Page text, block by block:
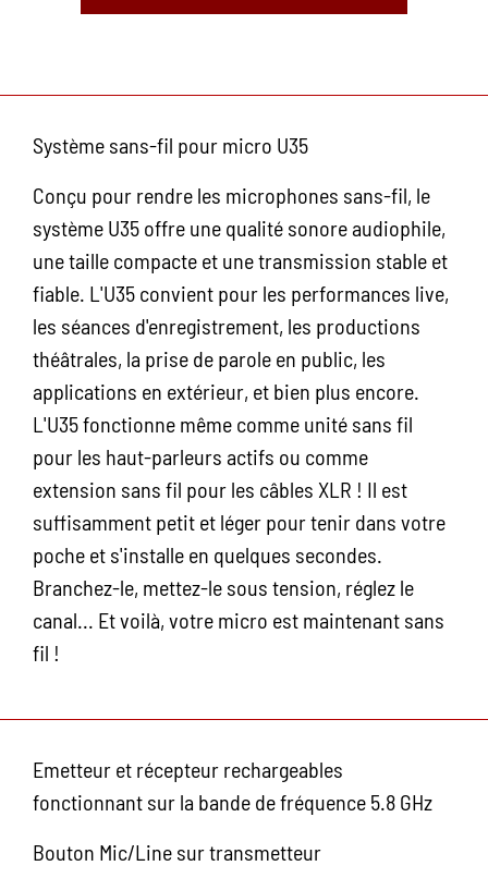
Système sans-fil pour micro U35
Conçu pour rendre les microphones sans-fil, le
système U35 offre une qualité sonore audiophile,
une taille compacte et une transmission stable et
fiable. L'U35 convient pour les performances live,
les séances d'enregistrement, les productions
théâtrales, la prise de parole en public, les
applications en extérieur, et bien plus encore.
L'U35 fonctionne même comme unité sans fil
pour les haut-parleurs actifs ou comme
extension sans fil pour les câbles XLR ! Il est
suffisamment petit et léger pour tenir dans votre
poche et s'installe en quelques secondes.
Branchez-le, mettez-le sous tension, réglez le
canal... Et voilà, votre micro est maintenant sans
fil !
Emetteur et récepteur rechargeables
fonctionnant sur la bande de fréquence 5.8 GHz
Bouton Mic/Line sur transmetteur